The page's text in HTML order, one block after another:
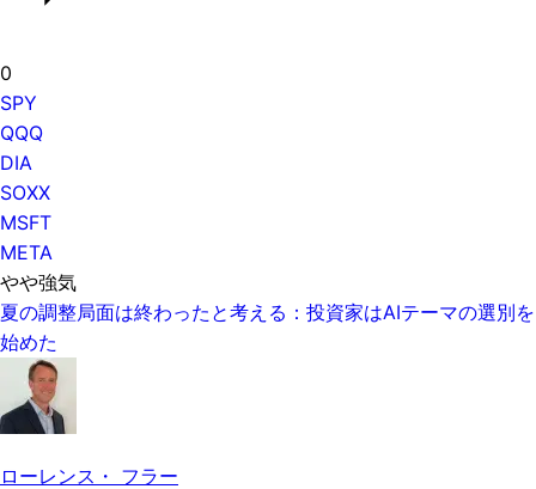
0
SPY
QQQ
DIA
SOXX
MSFT
META
やや強気
夏の調整局面は終わったと考える：投資家はAIテーマの選別を
始めた
ローレンス・ フラー